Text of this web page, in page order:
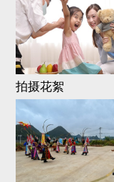
拍摄花絮